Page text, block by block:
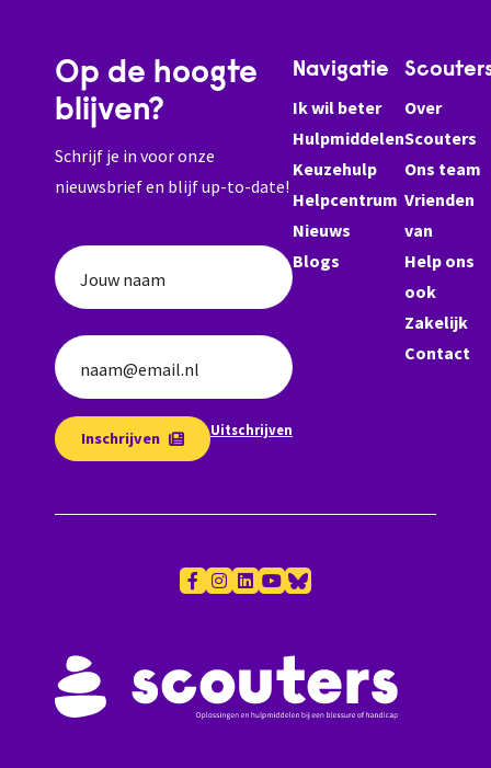
Op de hoogte
blijven?
Schrijf je in voor onze
nieuwsbrief en blijf up-to-date!
Jouw naam
naam@email.nl
Inschrijven Uitschrijven
Navigatie
Ik wil beter
Hulpmiddelen
Keuzehulp
Helpcentrum
Nieuws
Blogs
Over
Scouters
Ons team
Vrienden
van
Help ons
ook
Zakelijk
Contact